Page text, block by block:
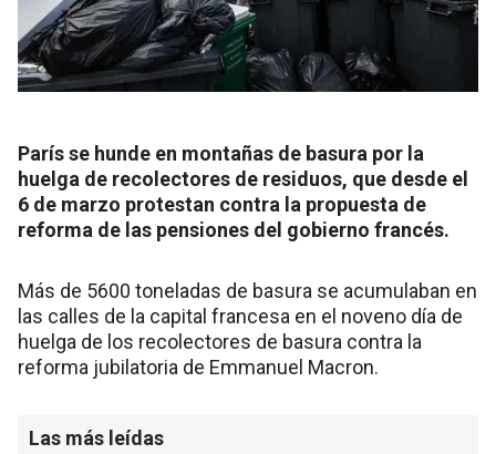
París se hunde en montañas de basura por la
huelga de recolectores de residuos, que desde el
6 de marzo protestan contra la propuesta de
reforma de las pensiones del gobierno francés.
Más de 5600 toneladas de basura se acumulaban en
las calles de la capital francesa en el noveno día de
huelga de los recolectores de basura contra la
reforma jubilatoria de Emmanuel Macron.
Las más leídas